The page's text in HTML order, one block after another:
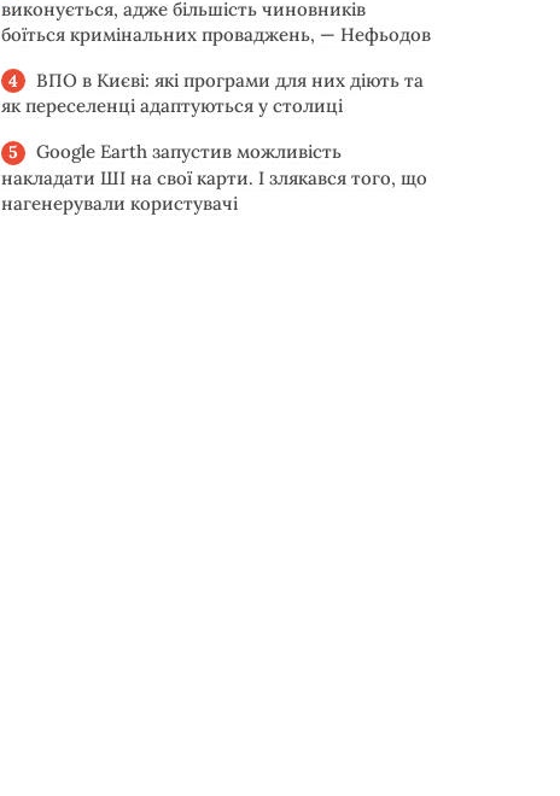
виконується, адже більшість чиновників
боїться кримінальних проваджень, — Нефьодов
ВПО в Києві: які програми для них діють та
як переселенці адаптуються у столиці
Google Earth запустив можливість
накладати ШІ на свої карти. І злякався того, що
нагенерували користувачі